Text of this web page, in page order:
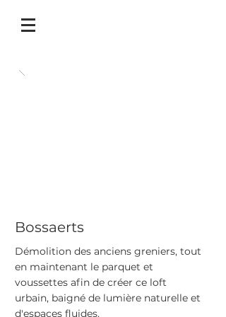
Bossaerts
Démolition des anciens greniers, tout
en maintenant le parquet et
voussettes afin de créer ce loft
urbain, baigné de lumière naturelle et
d'espaces fluides.